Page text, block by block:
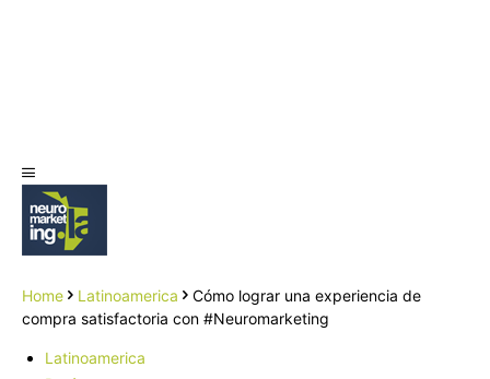
Home Latinoamerica
Cómo lograr una experiencia de
compra satisfactoria con #Neuromarketing
Latinoamerica